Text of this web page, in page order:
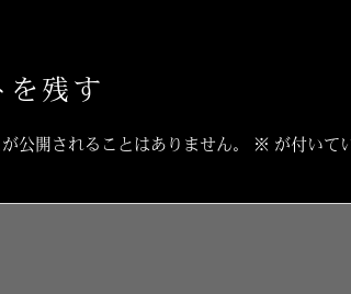
を残す
公開されることはありません。 ※ が付いて